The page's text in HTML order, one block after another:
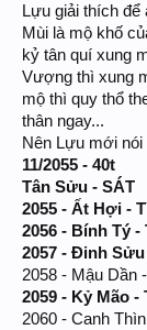
Lựu giải thích để
Mùi là mộ khố
kỷ tân quí xung
Vượng thì xung
mộ thì quy thổ
thân ngay...
Nên Lựu mới
11/2055 - 40t
Tân Sửu - SÁT
2055 - Ất Hợi -
2056 - Bính Tý -
2057 - Đinh
2058 - Mậu Dần
2059 - Kỷ Mão -
2060 - Canh